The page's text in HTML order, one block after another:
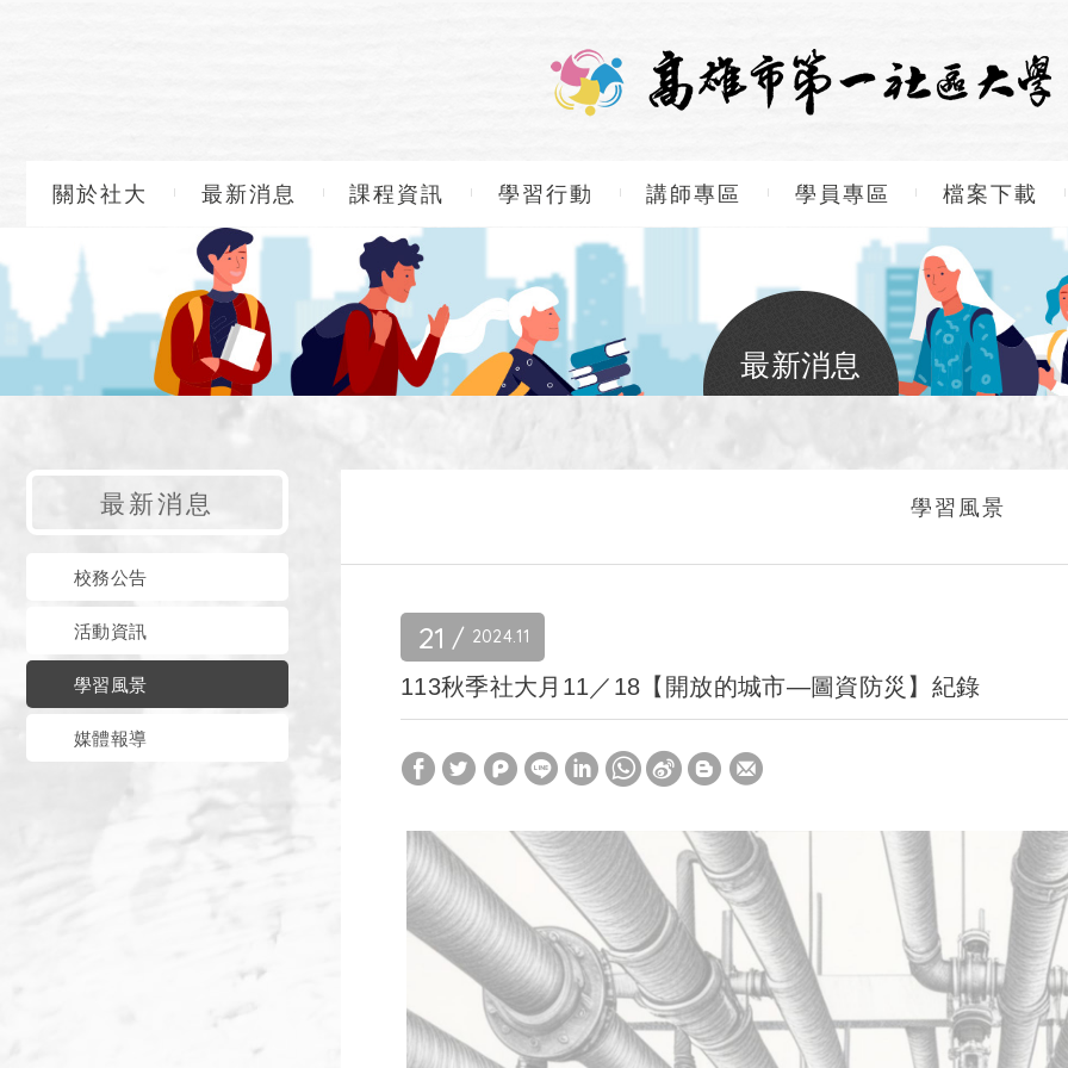
關於社大 最新消息 課程資訊 學習行動 講師專區 學員專區 檔案下載
最新消息
最新消息
校務公告
活動資訊
學習風景
媒體報導
學習風景
21 11
2024
113秋季社大月11／18【開放的城市—圖資防災】紀錄